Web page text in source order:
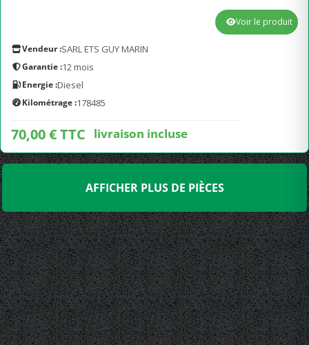
Vendeur :SARL ETS GUY MARIN
Garantie :12 mois
Energie :Diesel
Kilométrage :178485
70,00 € TTC livraison incluse
Voir le produit
AFFICHER PLUS DE PIÈCES